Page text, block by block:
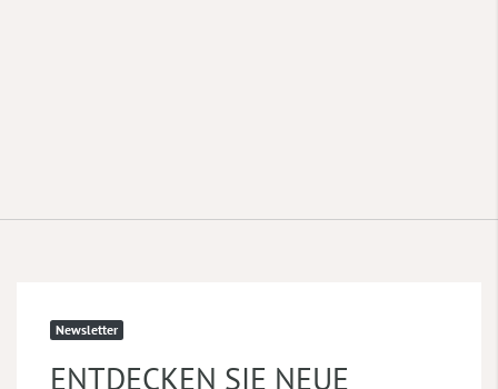
Newsletter
ENTDECKEN SIE NEUE